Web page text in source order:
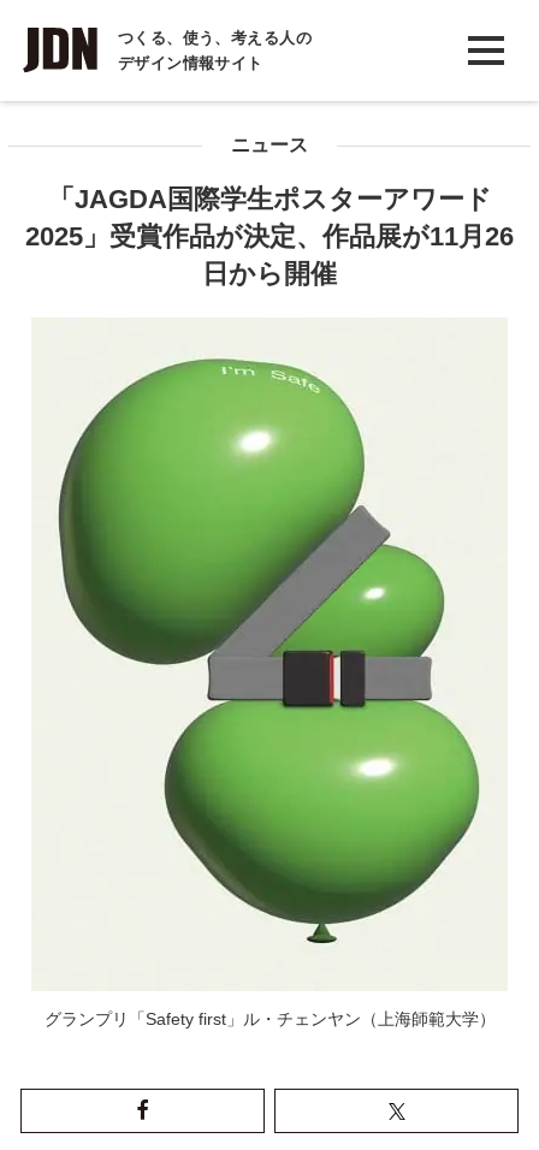
つくる、使う、考える人の
デザイン情報サイト
INTERVIEW
インタビュー
COLUMN
ニュース
「JAGDA国際学生ポスターアワード
2025」受賞作品が決定、作品展が11月26
日から開催
グランプリ「Safety first」ル・チェンヤン（上海師範大学）